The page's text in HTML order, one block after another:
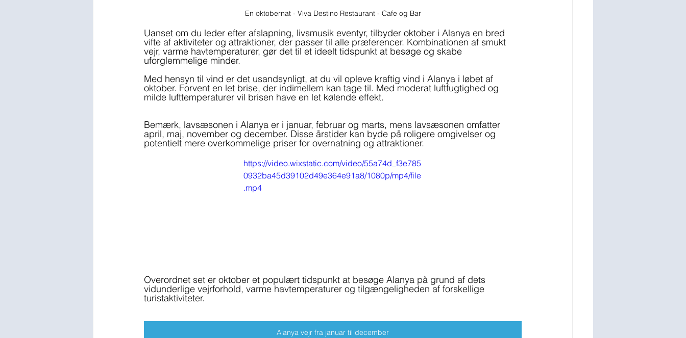
En oktobernat - Viva Destino Restaurant - Cafe og Bar
Uanset om du leder efter afslapning, livsmusik eventyr, tilbyder oktober i Alanya en bred
vifte af aktiviteter og attraktioner, der passer til alle præferencer. Kombinationen af smukt
vejr, varme havtemperaturer, gør det til et ideelt tidspunkt at besøge og skabe
uforglemmelige minder.
Med hensyn til vind er det usandsynligt, at du vil opleve kraftig vind i Alanya i løbet af
oktober. Forvent en let brise, der indimellem kan tage til. Med moderat luftfugtighed og
milde lufttemperaturer vil brisen have en let kølende effekt.
Bemærk, lavsæsonen i Alanya er i januar, februar og marts, mens lavsæsonen omfatter
april, maj, november og december. Disse årstider kan byde på roligere omgivelser og
potentielt mere overkommelige priser for overnatning og attraktioner.
https://video.wixstatic.com/video/55a74d_f3e785
0932ba45d39102d49e364e91a8/1080p/mp4/file
.mp4
Overordnet set er oktober et populært tidspunkt at besøge Alanya på grund af dets
vidunderlige vejrforhold, varme havtemperaturer og tilgængeligheden af forskellige
turistaktiviteter.
Alanya vejr fra januar til december